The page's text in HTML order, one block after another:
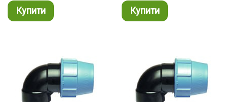
Купити Купити